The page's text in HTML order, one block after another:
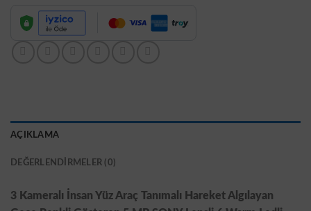
AÇIKLAMA
DEĞERLENDIRMELER (0)
3 Kameralı İnsan Yüz Araç Tanımalı Hareket Algılayan